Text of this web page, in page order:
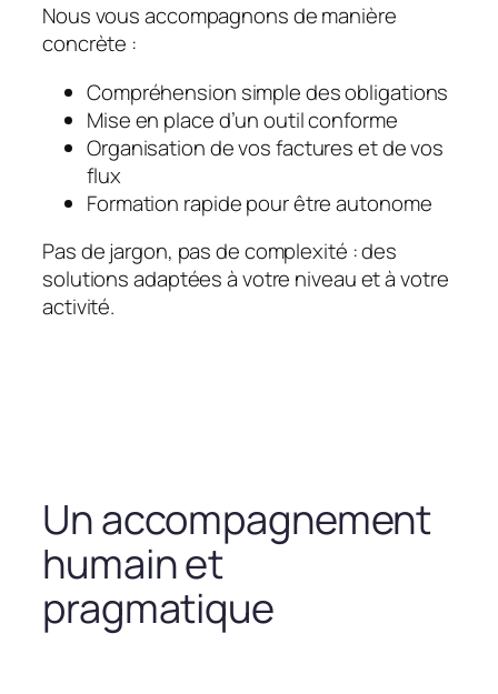
Nous vous accompagnons de manière
concrète :
Compréhension simple des obligations
Mise en place d’un outil conforme
Organisation de vos factures et de vos
flux
Formation rapide pour être autonome
Pas de jargon, pas de complexité : des
solutions adaptées à votre niveau et à votre
activité.
Un accompagnement
humain et
pragmatique